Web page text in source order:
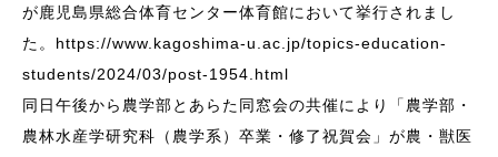
が鹿児島県総合体育センター体育館において挙行されまし
た。https://www.kagoshima-u.ac.jp/topics-education-
students/2024/03/post-1954.html
同日午後から農学部とあらた同窓会の共催により「農学部・
農林水産学研究科（農学系）卒業・修了祝賀会」が農・獣医